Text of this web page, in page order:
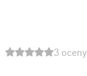
3 oceny